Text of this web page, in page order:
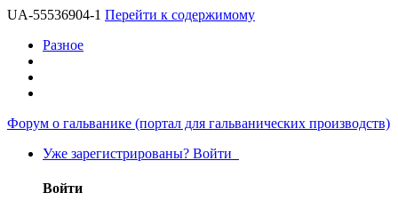
UA-55536904-1 Перейти к содержимому
Разное
Форум о гальванике (портал для гальванических производств)
Уже зарегистрированы? Войти
Войти